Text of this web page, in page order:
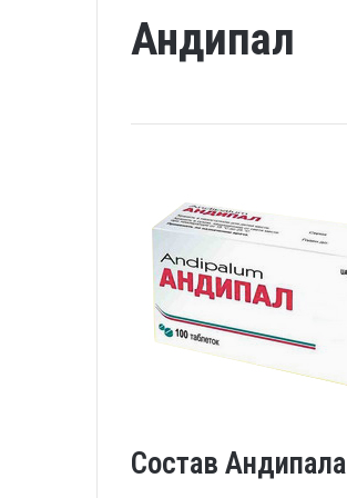
Андипал
Состав Андипала